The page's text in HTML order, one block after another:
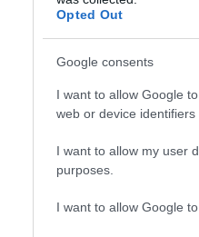
Opted Out
Google consents
I want to allow Google
web or device identifiers
I want to allow my user
purposes.
I want to allow Google